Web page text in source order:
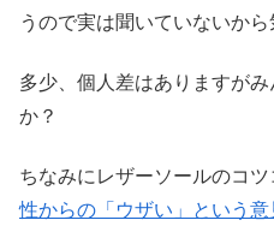
うので実は聞いていないから
多少、個人差はありますが
か？
ちなみにレザーソールのコツ
性からの「ウザい」という